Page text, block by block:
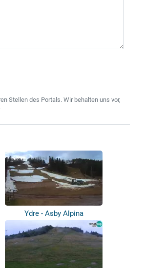
Stellen des Portals. Wir behalten uns vor,
Ydre - Asby Alpina